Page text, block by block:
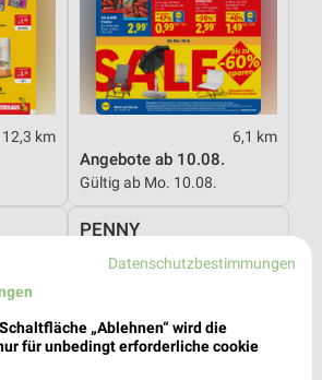
12,3 km 6,1 km
Angebote ab 10.08.
Gültig ab Mo. 10.08.
PENNY
Datenschutzbestimmungen
„Ablehnen“ wird die
für unbedingt erforderliche cookie